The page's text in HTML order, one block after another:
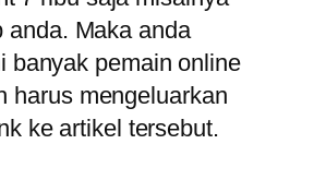
anda. Maka anda
banyak pemain online
harus mengeluarkan
ke artikel tersebut.